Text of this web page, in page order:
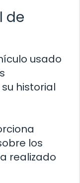
de
usado
historial
los
realizado